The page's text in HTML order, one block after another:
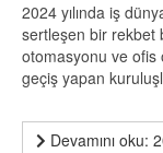
2024 yılında iş
sertleşen bir rekbet
otomasyonu ve ofis
geçiş yapan
Devamını oku: